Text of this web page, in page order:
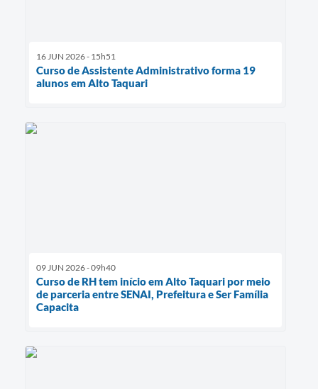
16 JUN 2026 - 15h51
Curso de Assistente Administrativo forma 19
alunos em Alto Taquari
09 JUN 2026 - 09h40
Curso de RH tem início em Alto Taquari por meio
de parceria entre SENAI, Prefeitura e Ser Família
Capacita